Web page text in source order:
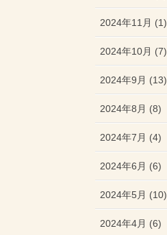
2024年11月 (1)
2024年10月 (7)
2024年9月 (13)
2024年8月 (8)
2024年7月 (4)
2024年6月 (6)
2024年5月 (10)
2024年4月 (6)